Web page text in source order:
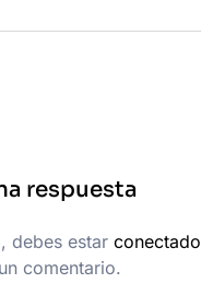
respuesta
debes estar conectado
comentario.